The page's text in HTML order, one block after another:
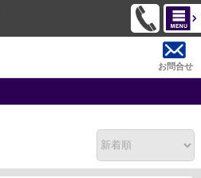
お問合せ